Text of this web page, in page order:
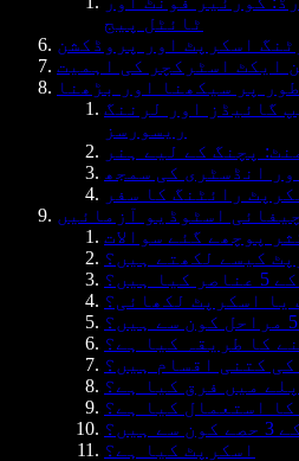
ٹائٹل پیج
اسکرپٹ اور پروڈکشن
ایکٹ اسٹرکچر کی اہمیت
پر سیکھنا اور بڑھنا
گائیڈز اور لرننگ
ریسورسز
پچنگ کے لیے ہنر
انڈسٹری کی سمجھ
رائٹنگ کا سفر
اسٹوڈیو آزمائیں
پوچھے گئے سوالات
کیسے لکھتے ہیں؟
یا اسکرپٹ لکھائی؟
کا طریقہ کیا ہے؟
کی کتنی اقسام ہیں؟
میں فرق کیا ہے؟
کا استعمال کیا ہے؟
ہیں؟
اسکرپٹ کیا ہے؟